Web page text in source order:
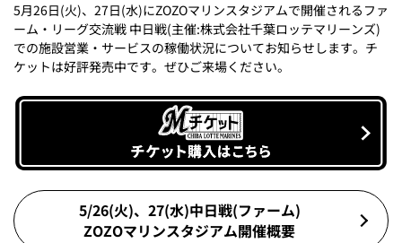
5月26日(火)、27日(水)にZOZOマリンスタジアムで開催されるファ
ーム・リーグ交流戦 中日戦(主催:株式会社千葉ロッテマリーンズ)
での施設営業・サービスの稼働状況についてお知らせします。チ
ケットは好評発売中です。ぜひご来場ください。
5/26(火)、27(水)中日戦(ファーム)
ZOZOマリンスタジアム開催概要